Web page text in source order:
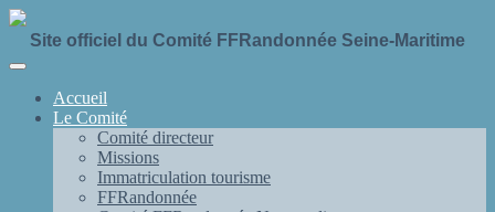
Site officiel du Comité FFRandonnée Seine-Maritime
Accueil
Le Comité
Comité directeur
Missions
Immatriculation tourisme
FFRandonnée